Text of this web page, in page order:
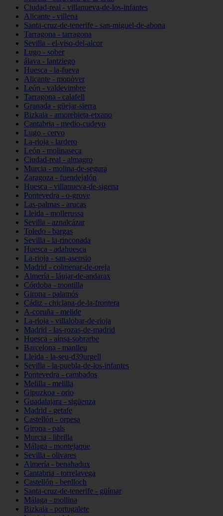
Ciudad-real - villanueva-de-los-infantes
Alicante - villena
Santa-cruz-de-tenerife - san-miguel-de-abona
Tarragona - tarragona
Sevilla - el-viso-del-alcor
Lugo - sober
álava - lantziego
Huesca - la-fueva
Alicante - monòver
León - valdevimbre
Tarragona - calafell
Granada - güejar-sierra
Bizkaia - amorebieta-etxano
Cantabria - medio-cudeyo
Lugo - cervo
La-rioja - lardero
León - molinaseca
Ciudad-real - almagro
Murcia - molina-de-segura
Zaragoza - fuendejalón
Huesca - villanueva-de-sigena
Pontevedra - o-grove
Las-palmas - arucas
Lleida - mollerussa
Sevilla - aznalcázar
Toledo - bargas
Sevilla - la-rinconada
Huesca - adahuesca
La-rioja - san-asensio
Madrid - colmenar-de-oreja
Almería - láujar-de-andarax
Córdoba - montilla
Girona - palamós
Cádiz - chiclana-de-la-frontera
A-coruña - melide
La-rioja - villalobar-de-rioja
Madrid - las-rozas-de-madrid
Huesca - aínsa-sobrarbe
Barcelona - manlleu
Lleida - la-seu-d39urgell
Sevilla - la-puebla-de-los-infantes
Pontevedra - cambados
Melilla - melilla
Gipuzkoa - orio
Guadalajara - sigüenza
Madrid - getafe
Castellón - orpesa
Girona - pals
Murcia - librilla
Málaga - montejaque
Sevilla - olivares
Almería - benahadux
Cantabria - torrelavega
Castellón - benlloch
Santa-cruz-de-tenerife - güímar
Málaga - mollina
Bizkaia - portugalete